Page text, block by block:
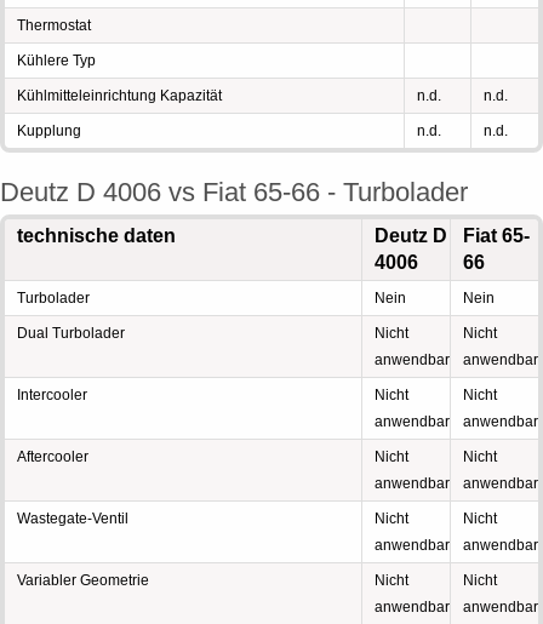
Thermostat
Kühlere Typ
Kühlmitteleinrichtung Kapazität n.d. n.d.
Kupplung n.d. n.d.
Deutz D 4006 vs Fiat 65-66 - Turbolader
technische daten
Deutz D
4006
Fiat 65-
66
Turbolader Nein Nein
Dual Turbolader
Nicht
anwendbar
Nicht
anwendbar
Intercooler
Nicht
anwendbar
Nicht
anwendbar
Aftercooler
Nicht
anwendbar
Nicht
anwendbar
Wastegate-Ventil
Nicht
anwendbar
Nicht
anwendbar
Variabler Geometrie
Nicht
anwendbar
Nicht
anwendbar